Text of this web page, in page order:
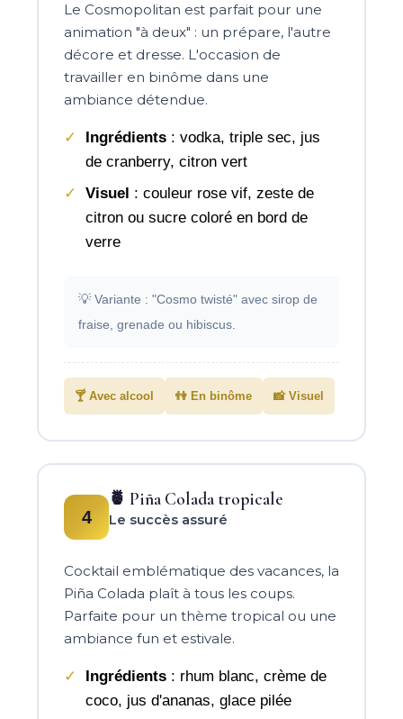
Le Cosmopolitan est parfait pour une
animation "à deux" : un prépare, l'autre
décore et dresse. L'occasion de
travailler en binôme dans une
ambiance détendue.
Ingrédients : vodka, triple sec, jus
de cranberry, citron vert
Visuel : couleur rose vif, zeste de
citron ou sucre coloré en bord de
verre
💡 Variante : "Cosmo twisté" avec sirop de
fraise, grenade ou hibiscus.
🍸 Avec alcool 👫 En binôme 📸 Visuel
4
🍍 Piña Colada tropicale
Le succès assuré
Cocktail emblématique des vacances, la
Piña Colada plaît à tous les coups.
Parfaite pour un thème tropical ou une
ambiance fun et estivale.
Ingrédients : rhum blanc, crème de
coco, jus d'ananas, glace pilée